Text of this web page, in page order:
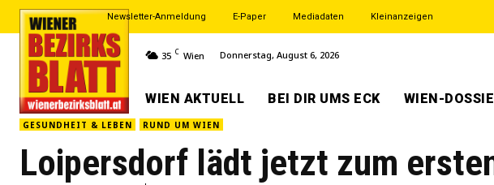
Newsletter-Anmeldung E-Paper Mediadaten Kleinanzeigen
35 C Wien Donnerstag, August 6, 2026
WIEN AKTUELL BEI DIR UMS ECK WIEN-
GESUNDHEIT & LEBEN RUND UM WIEN
Loipersdorf lädt jetzt zum